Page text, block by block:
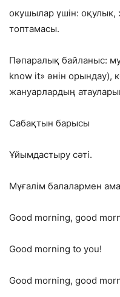
окушылар үшін:
топтамасы.
Пәпаралық байланыс:
know it» әнін орындау),
жануарлардың
Сабақтын барысы
Ұйымдастыру сәті.
Мұғалім балалармен
Good morning, good
Good morning to you!
Good morning, good